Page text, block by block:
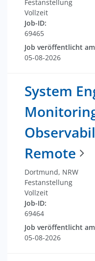
Festanstellung
Vollzeit
Job-ID:
69465
Job veröffentlicht
05-08-2026
System
Remote
Dortmund, NRW
Festanstellung
Vollzeit
Job-ID:
69464
Job veröffentlicht
05-08-2026